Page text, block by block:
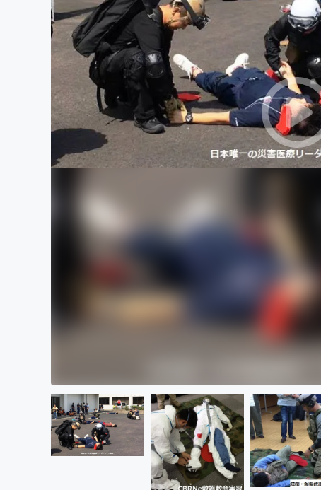
まちづくり・地域活性化